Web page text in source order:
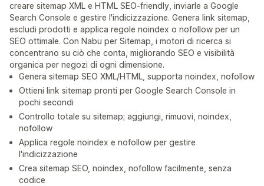
creare sitemap XML e HTML SEO-friendly, inviarle a Google
Search Console e gestire l'indicizzazione. Genera link sitemap,
escludi prodotti e applica regole noindex o nofollow per un
SEO ottimale. Con Nabu per Sitemap, i motori di ricerca si
concentrano su ciò che conta, migliorando SEO e visibilità
organica per negozi di ogni dimensione.
Genera sitemap SEO XML/HTML, supporta noindex, nofollow
Ottieni link sitemap pronti per Google Search Console in
pochi secondi
Controllo totale su sitemap; aggiungi, rimuovi, noindex,
nofollow
Applica regole noindex e nofollow per gestire
l'indicizzazione
Crea sitemap SEO, noindex, nofollow facilmente, senza
codice